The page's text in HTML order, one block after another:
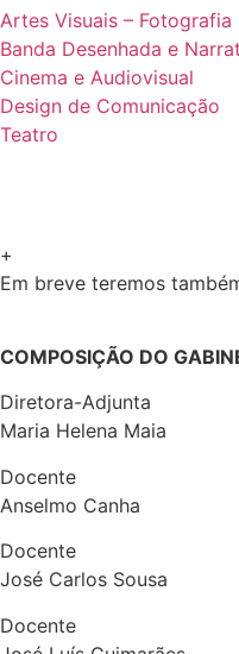
Artes Visuais – Fotografia
Banda Desenhada e
Cinema e Audiovisual
Design de Comunicação
Teatro
+
Em breve teremos
COMPOSIÇÃO DO
Diretora-Adjunta
Maria Helena Maia
Docente
Anselmo Canha
Docente
José Carlos Sousa
Docente